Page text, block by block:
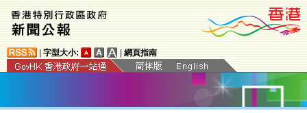
字型大小: 網頁指南